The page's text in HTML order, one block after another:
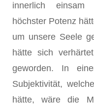
innerlich einsam
höchster Potenz
um unsere Seele
hätte sich
geworden. In
Subjektivität,
hätte, wäre die